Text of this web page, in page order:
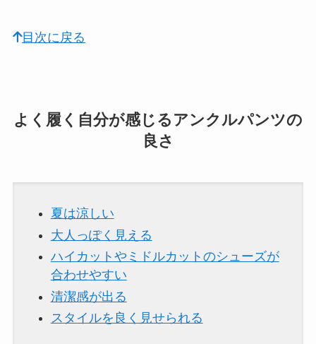
目次に戻る
よく履く自分が感じるアンクルパンツの
良さ
夏は涼しい
大人っぽく見える
ハイカットやミドルカットのシューズが
合わせやすい
清潔感が出る
スタイルを良く見せられる